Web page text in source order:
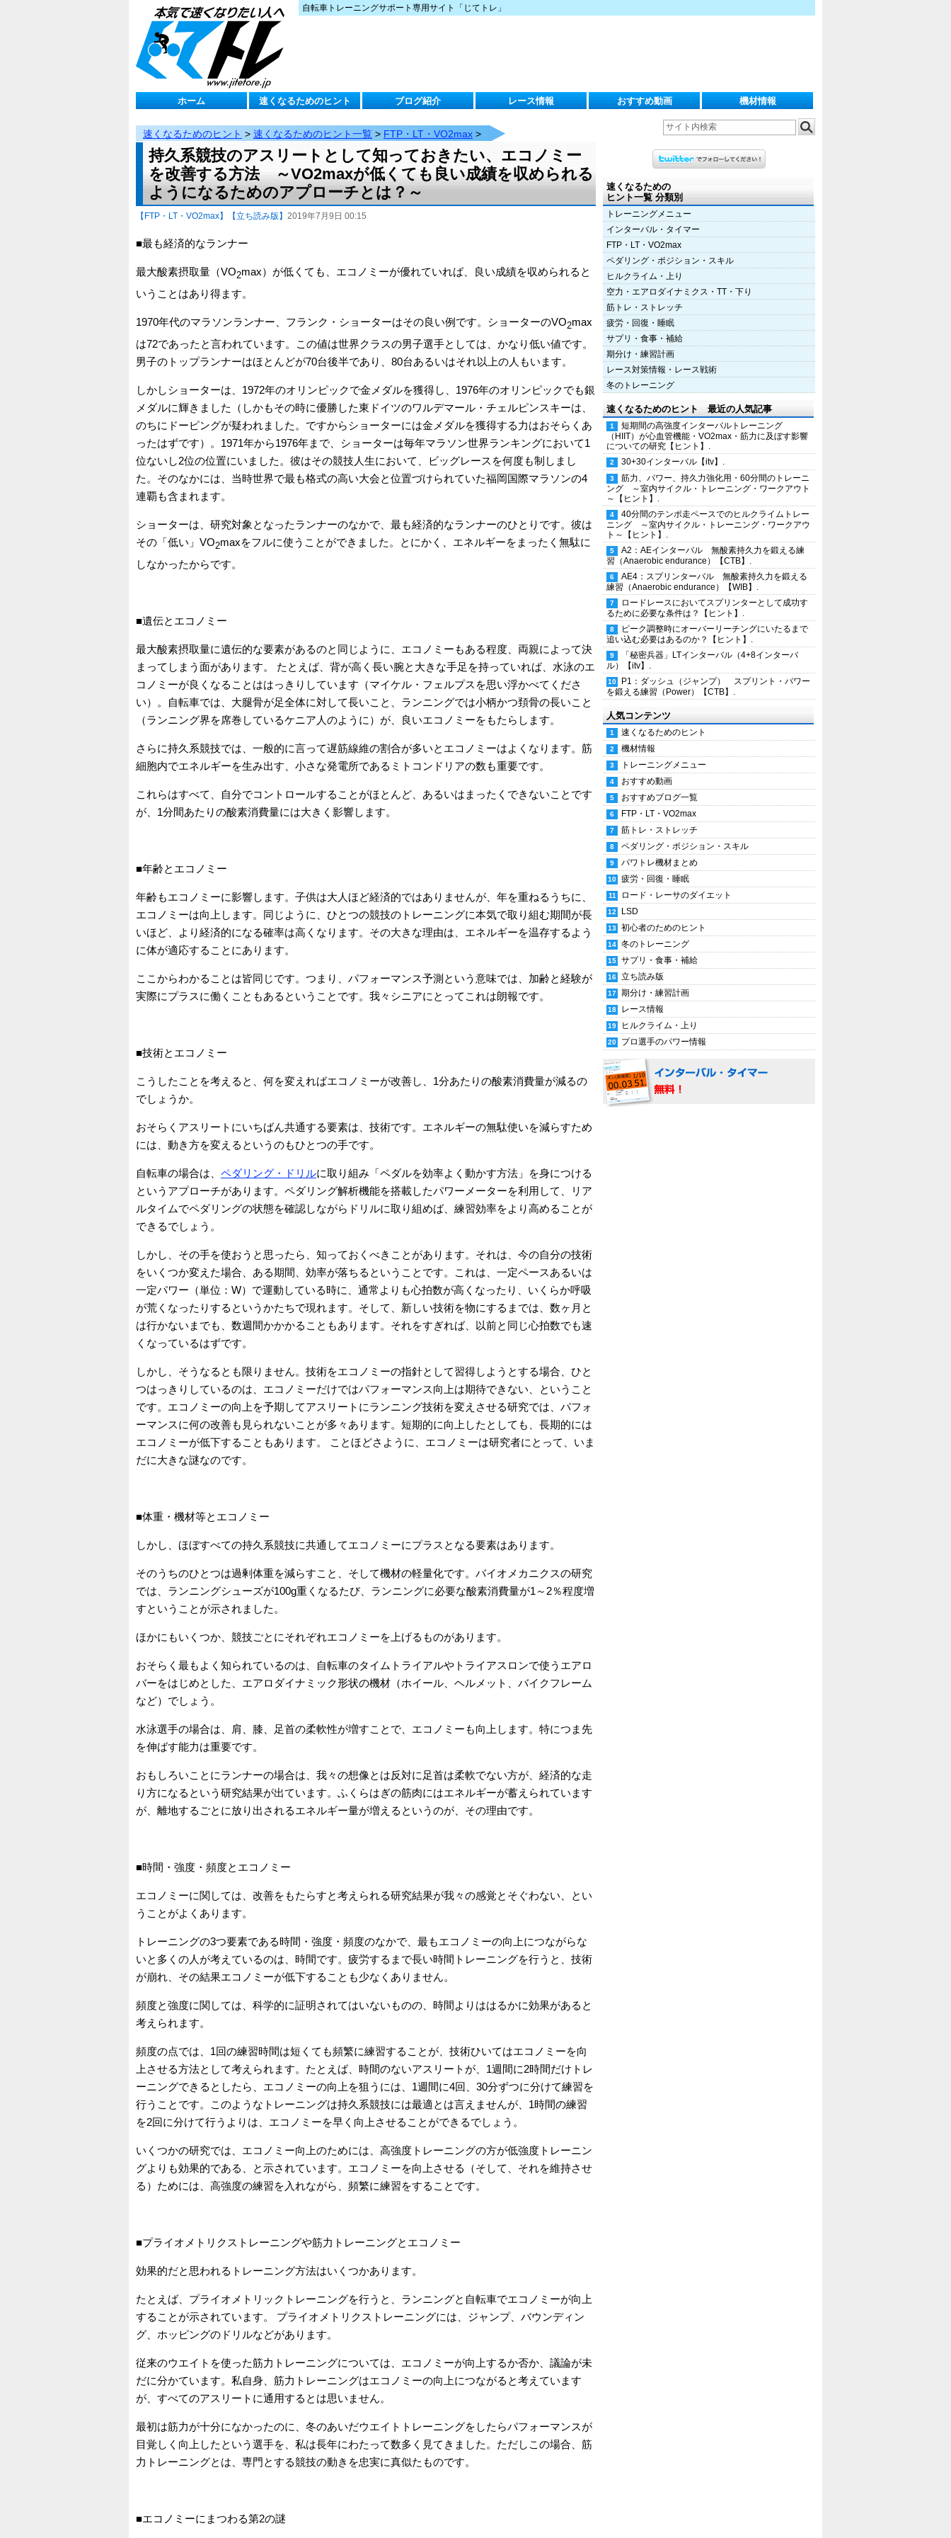
自転車トレーニングサポート専用サイト「じてトレ」
ホーム 速くなるためのヒント ブログ紹介 レース情報 おすすめ動画 機材情報
速くなるためのヒント > 速くなるためのヒント一覧 > FTP・LT・VO2max >
持久系競技のアスリートとして知っておきたい、エコノミー
を改善する方法 ～VO2maxが低くても良い成績を収められる
ようになるためのアプローチとは？～
【FTP・LT・VO2max】 【立ち読み版】 2019年7月9日 00:15
■最も経済的なランナー
最大酸素摂取量（VO2max）が低くても、エコノミーが優れていれば、良い成績を収められると
いうことはあり得ます。
1970年代のマラソンランナー、フランク・ショーターはその良い例です。ショーターのVO2max
は72であったと言われています。この値は世界クラスの男子選手としては、かなり低い値です。
男子のトップランナーはほとんどが70台後半であり、80台あるいはそれ以上の人もいます。
しかしショーターは、1972年のオリンピックで金メダルを獲得し、1976年のオリンピックでも銀
メダルに輝きました（しかもその時に優勝した東ドイツのワルデマール・チェルピンスキーは、
のちにドーピングが疑われました。ですからショーターには金メダルを獲得する力はおそらくあ
ったはずです）。1971年から1976年まで、ショーターは毎年マラソン世界ランキングにおいて1
位ないし2位の位置にいました。彼はその競技人生において、ビッグレースを何度も制しまし
た。そのなかには、当時世界で最も格式の高い大会と位置づけられていた福岡国際マラソンの4
連覇も含まれます。
ショーターは、研究対象となったランナーのなかで、最も経済的なランナーのひとりです。彼は
その「低い」VO2maxをフルに使うことができました。とにかく、エネルギーをまったく無駄に
しなかったからです。
■遺伝とエコノミー
最大酸素摂取量に遺伝的な要素があるのと同じように、エコノミーもある程度、両親によって決
まってしまう面があります。 たとえば、背が高く長い腕と大きな手足を持っていれば、水泳のエ
コノミーが良くなることははっきりしています（マイケル・フェルプスを思い浮かべてくださ
い）。自転車では、大腿骨が足全体に対して長いこと、ランニングでは小柄かつ頚骨の長いこと
（ランニング界を席巻しているケニア人のように）が、良いエコノミーをもたらします。
さらに持久系競技では、一般的に言って遅筋線維の割合が多いとエコノミーはよくなります。筋
細胞内でエネルギーを生み出す、小さな発電所であるミトコンドリアの数も重要です。
これらはすべて、自分でコントロールすることがほとんど、あるいはまったくできないことです
が、1分間あたりの酸素消費量には大きく影響します。
■年齢とエコノミー
年齢もエコノミーに影響します。子供は大人ほど経済的ではありませんが、年を重ねるうちに、
エコノミーは向上します。同じように、ひとつの競技のトレーニングに本気で取り組む期間が長
いほど、より経済的になる確率は高くなります。その大きな理由は、エネルギーを温存するよう
に体が適応することにあります。
ここからわかることは皆同じです。つまり、パフォーマンス予測という意味では、加齢と経験が
実際にプラスに働くこともあるということです。我々シニアにとってこれは朗報です。
■技術とエコノミー
こうしたことを考えると、何を変えればエコノミーが改善し、1分あたりの酸素消費量が減るの
でしょうか。
おそらくアスリートにいちばん共通する要素は、技術です。エネルギーの無駄使いを減らすため
には、動き方を変えるというのもひとつの手です。
自転車の場合は、 ペダリング・ドリルに取り組み「ペダルを効率よく動かす方法」を身につける
というアプローチがあります。ペダリング解析機能を搭載したパワーメーターを利用して、リア
ルタイムでペダリングの状態を確認しながらドリルに取り組めば、練習効率をより高めることが
できるでしょう。
しかし、その手を使おうと思ったら、知っておくべきことがあります。それは、今の自分の技術
をいくつか変えた場合、ある期間、効率が落ちるということです。これは、一定ペースあるいは
一定パワー（単位：W）で運動している時に、通常よりも心拍数が高くなったり、いくらか呼吸
が荒くなったりするというかたちで現れます。そして、新しい技術を物にするまでは、数ヶ月と
は行かないまでも、数週間かかかることもあります。それをすぎれば、以前と同じ心拍数でも速
くなっているはずです。
しかし、そうなるとも限りません。技術をエコノミーの指針として習得しようとする場合、ひと
つはっきりしているのは、エコノミーだけではパフォーマンス向上は期待できない、ということ
です。エコノミーの向上を予期してアスリートにランニング技術を変えさせる研究では、パフォ
ーマンスに何の改善も見られないことが多々あります。短期的に向上したとしても、長期的には
エコノミーが低下することもあります。 ことほどさように、エコノミーは研究者にとって、いま
だに大きな謎なのです。
■体重・機材等とエコノミー
しかし、ほぼすべての持久系競技に共通してエコノミーにプラスとなる要素はあります。
そのうちのひとつは過剰体重を減らすこと、そして機材の軽量化です。バイオメカニクスの研究
では、ランニングシューズが100g重くなるたび、ランニングに必要な酸素消費量が1～2％程度増
すということが示されました。
ほかにもいくつか、競技ごとにそれぞれエコノミーを上げるものがあります。
おそらく最もよく知られているのは、自転車のタイムトライアルやトライアスロンで使うエアロ
バーをはじめとした、エアロダイナミック形状の機材（ホイール、ヘルメット、バイクフレーム
など）でしょう。
水泳選手の場合は、肩、膝、足首の柔軟性が増すことで、エコノミーも向上します。特につま先
を伸ばす能力は重要です。
おもしろいことにランナーの場合は、我々の想像とは反対に足首は柔軟でない方が、経済的な走
り方になるという研究結果が出ています。ふくらはぎの筋肉にはエネルギーが蓄えられています
が、離地するごとに放り出されるエネルギー量が増えるというのが、その理由です。
■時間・強度・頻度とエコノミー
エコノミーに関しては、改善をもたらすと考えられる研究結果が我々の感覚とそぐわない、とい
うことがよくあります。
トレーニングの3つ要素である時間・強度・頻度のなかで、最もエコノミーの向上につながらな
いと多くの人が考えているのは、時間です。疲労するまで長い時間トレーニングを行うと、技術
が崩れ、その結果エコノミーが低下することも少なくありません。
頻度と強度に関しては、科学的に証明されてはいないものの、時間よりははるかに効果があると
考えられます。
頻度の点では、1回の練習時間は短くても頻繁に練習することが、技術ひいてはエコノミーを向
上させる方法として考えられます。たとえば、時間のないアスリートが、1週間に2時間だけトレ
ーニングできるとしたら、エコノミーの向上を狙うには、1週間に4回、30分ずつに分けて練習を
行うことです。このようなトレーニングは持久系競技には最適とは言えませんが、1時間の練習
を2回に分けて行うよりは、エコノミーを早く向上させることができるでしょう。
いくつかの研究では、エコノミー向上のためには、高強度トレーニングの方が低強度トレーニン
グよりも効果的である、と示されています。エコノミーを向上させる（そして、それを維持させ
る）ためには、高強度の練習を入れながら、頻繁に練習をすることです。
■プライオメトリクストレーニングや筋力トレーニングとエコノミー
効果的だと思われるトレーニング方法はいくつかあります。
たとえば、プライオメトリックトレーニングを行うと、ランニングと自転車でエコノミーが向上
することが示されています。 プライオメトリクストレーニングには、ジャンプ、バウンディン
グ、ホッピングのドリルなどがあります。
従来のウエイトを使った筋力トレーニングについては、エコノミーが向上するか否か、議論が未
だに分かています。私自身、筋力トレーニングはエコノミーの向上につながると考えています
が、すべてのアスリートに通用するとは思いません。
最初は筋力が十分になかったのに、冬のあいだウエイトトレーニングをしたらパフォーマンスが
目覚しく向上したという選手を、私は長年にわたって数多く見てきました。ただしこの場合、筋
力トレーニングとは、専門とする競技の動きを忠実に真似たものです。
■エコノミーにまつわる第2の謎
速くなるための
ヒント一覧 分類別
トレーニングメニュー
インターバル・タイマー
FTP・LT・VO2max
ペダリング・ポジション・スキル
ヒルクライム・上り
空力・エアロダイナミクス・TT・下り
筋トレ・ストレッチ
疲労・回復・睡眠
サプリ・食事・補給
期分け・練習計画
レース対策情報・レース戦術
冬のトレーニング
速くなるためのヒント 最近の人気記事
短期間の高強度インターバルトレーニング
（HIIT）が心血管機能・VO2max・筋力に及ぼす影響
についての研究【ヒント】.
30+30インターバル【itv】.
筋力、パワー、持久力強化用・60分間のトレーニ
ング ～室内サイクル・トレーニング・ワークアウト
～【ヒント】.
40分間のテンポ走ペースでのヒルクライムトレー
ニング ～室内サイクル・トレーニング・ワークアウ
ト～【ヒント】.
A2：AEインターバル 無酸素持久力を鍛える練
習（Anaerobic endurance）【CTB】.
AE4：スプリンターバル 無酸素持久力を鍛える
練習（Anaerobic endurance）【WIB】.
ロードレースにおいてスプリンターとして成功す
るために必要な条件は？【ヒント】.
ピーク調整時にオーバーリーチングにいたるまで
追い込む必要はあるのか？【ヒント】.
「秘密兵器」LTインターバル（4+8インターバ
ル）【itv】.
P1：ダッシュ（ジャンプ） スプリント・パワー
を鍛える練習（Power）【CTB】.
人気コンテンツ
速くなるためのヒント
機材情報
トレーニングメニュー
おすすめ動画
おすすめブログ一覧
FTP・LT・VO2max
筋トレ・ストレッチ
ペダリング・ポジション・スキル
パワトレ機材まとめ
疲労・回復・睡眠
ロード・レーサのダイエット
LSD
初心者のためのヒント
冬のトレーニング
サプリ・食事・補給
立ち読み版
期分け・練習計画
レース情報
ヒルクライム・上り
プロ選手のパワー情報